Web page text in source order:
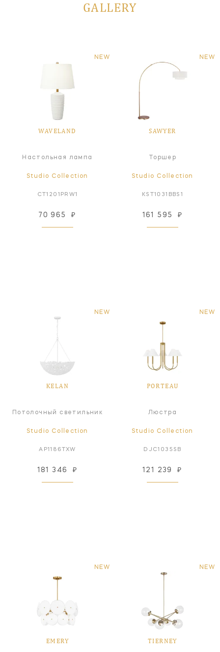
GALLERY
NEW
WAVELAND
Настольная лампа
Studio Collection
CT1201PRW1
70 965 ₽
NEW
SAWYER
Торшер
Studio Collection
KST1031BBS1
161 595 ₽
NEW
KELAN
Потолочный светильник
Studio Collection
AP1186TXW
181 346 ₽
NEW
PORTEAU
Люстра
Studio Collection
DJC1035SB
121 239 ₽
NEW
EMERY
NEW
TIERNEY